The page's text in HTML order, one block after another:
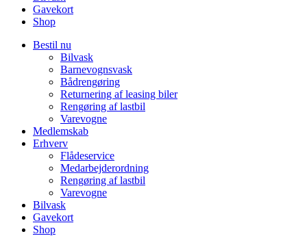
Gavekort
Shop
Bestil nu
Bilvask
Barnevognsvask
Bådrengøring
Returnering af leasing biler
Rengøring af lastbil
Varevogne
Medlemskab
Erhverv
Flådeservice
Medarbejderordning
Rengøring af lastbil
Varevogne
Bilvask
Gavekort
Shop